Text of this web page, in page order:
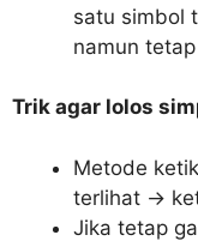
satu simbol
namun
Trik agar lolos
Metode
terlihat →
Jika tetap